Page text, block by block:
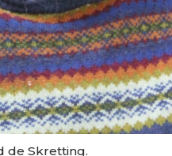
de Skretting.